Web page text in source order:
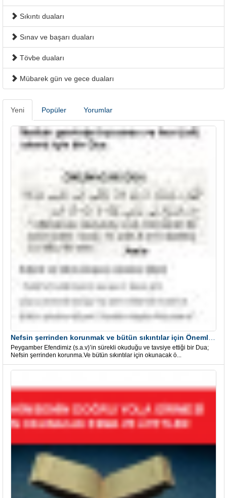
Sıkıntı duaları
Sınav ve başarı duaları
Tövbe duaları
Mübarek gün ve gece duaları
Yeni Popüler Yorumlar
Peygamber Efendimiz (s.a.v)’in sürekli okuduğu ve tavsiye ettiği bir Dua;
Nefsin şerrinden korunma.Ve bütün sıkıntılar için okunacak ö...